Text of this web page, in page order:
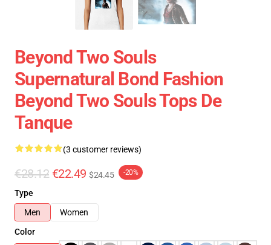
Beyond Two Souls
Supernatural Bond Fashion
Beyond Two Souls Tops De
Tanque
(3 customer reviews)
€28.12 €22.49 $24.45 -20%
Type
Men
Women
Color